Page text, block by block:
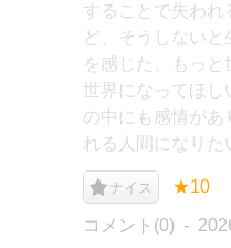
することで失われ
ど、そうしないと
を感じた。もっ
世界になってほし
の中にも感情があ
れる人間になりた
ナイス ★10
コメント(0)